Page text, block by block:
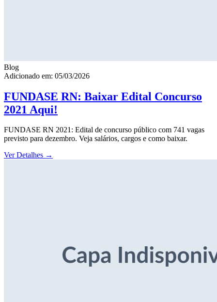
Blog
Adicionado em: 05/03/2026
FUNDASE RN: Baixar Edital Concurso
2021 Aqui!
FUNDASE RN 2021: Edital de concurso público com 741 vagas
previsto para dezembro. Veja salários, cargos e como baixar.
Ver Detalhes →